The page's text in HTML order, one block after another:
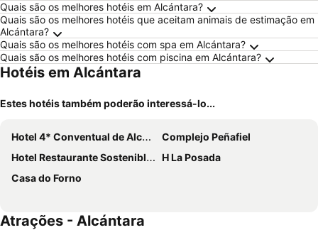
Quais são os melhores hotéis em Alcántara?
Quais são os melhores hotéis que aceitam animais de estimação em
Alcántara?
Quais são os melhores hotéis com spa em Alcántara?
Quais são os melhores hotéis com piscina em Alcántara?
Hotéis em Alcántara
Estes hotéis também poderão interessá-lo...
Hotel 4* Conventual de Alcántara
Complejo Peñafiel
Hotel Restaurante Sostenible La Laguna
H La Posada
Casa do Forno
Atrações - Alcántara